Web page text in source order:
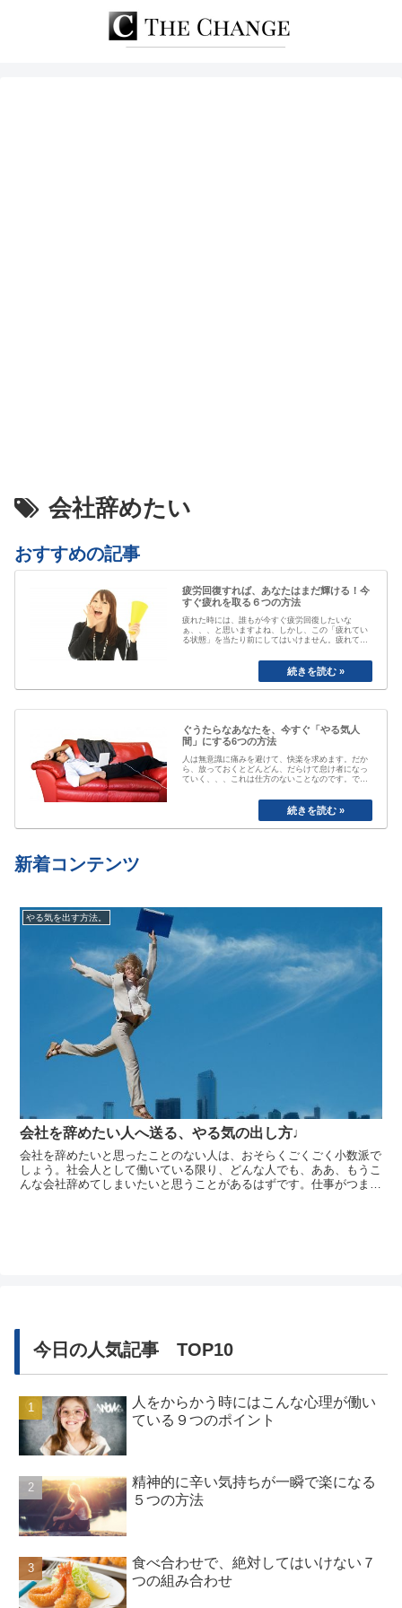
会社辞めたい
おすすめの記事
疲労回復すれば、あなたはまだ輝ける！今
すぐ疲れを取る６つの方法
疲れた時には、誰もが今すぐ疲労回復したいな
ぁ、、、と思いますよね、しかし、この「疲れてい
る状態」を当たり前にしてはいけません。疲れてい
がて気付かなくなってしまいます。「最近疲れてい
ますよね」と誰かに声を掛けられるまで、自分は大
丈夫と思ってしまっていたり、いつのまにか覇気が
感…
ぐうたらなあなたを、今すぐ「やる気人
間」にする6つの方法
人は無意識に痛みを避けて、快楽を求めます。だか
ら、放っておくとどんどん、だらけて怠け者になっ
ていく、、、これは仕方のないことなのです。で
私も以前は、おもいきり、「ぐうたら属性」でし
た。食べたら寝る、めんどくさいから明日でいい
や、、と言い続けて結局やらない、忘れてしまう
etc…
新着コンテンツ
やる気を出す方法。
会社を辞めたい人へ送る、やる気の出し方♩
会社を辞めたいと思ったことのない人は、おそらくごくごく小数派で
しょう。社会人として働いている限り、どんな人でも、ああ、もうこ
んな会社辞めてしまいたいと思うことがあるはずです。仕事がつまら
今日の人気記事 TOP10
人をからかう時にはこんな心理が働い
ている９つのポイント
精神的に辛い気持ちが一瞬で楽になる
５つの方法
食べ合わせで、絶対してはいけない７
つの組み合わせ